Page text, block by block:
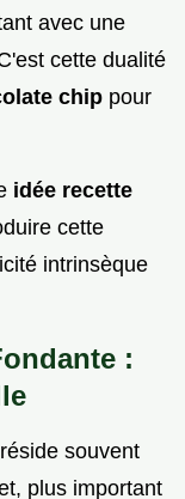
avec une
cette dualité
chip pour
idée recette
cette
intrinsèque
:
souvent
plus important